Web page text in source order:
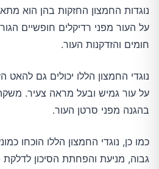
נוגדות החמצון החזקות בהן הוא
על העור מפני רדיקלים חופשיים
חומים והזדקנות העור.
נוגדי החמצון הללו יכולים גם
על עור גמיש ובעל מראה צעיר.
בהגנה מפני סרטן העור.
כמו כן, נוגדי החמצון הללו הוכחו
גבוה, מניעת והפחתת הסיכון לדלקת